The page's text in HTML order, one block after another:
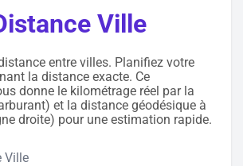
Ville
entre villes. Planifiez votre
la distance exacte. Ce
donne le kilométrage réel par la
et la distance géodésique à
droite) pour une estimation rapide.
Ville